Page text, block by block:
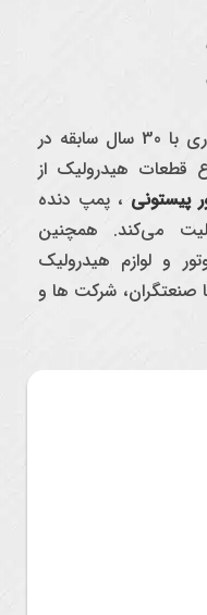
فروشگاه و تعمیرگاه هیدرولیک نادری با 30 سال سابقه در
قطعات هیدرولیک از
پیستونی، پمپ دنده
می‌کند. همچنین
و لوازم هیدرولیک
صنعتگران، شرکت ها و